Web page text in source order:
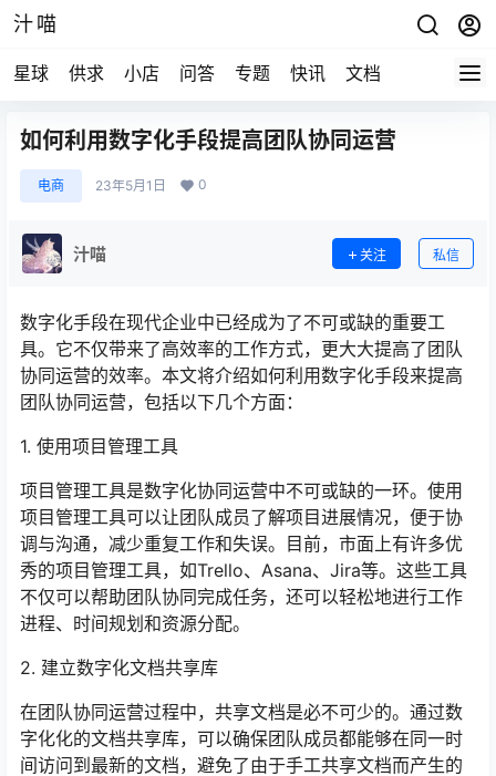
汁喵
星球 供求 小店 问答 专题 快讯 文档
如何利用数字化手段提高团队协同运营
电商 23年5月1日 0
汁喵 关注 私信
数字化手段在现代企业中已经成为了不可或缺的重要工
具。它不仅带来了高效率的工作方式，更大大提高了团队
协同运营的效率。本文将介绍如何利用数字化手段来提高
团队协同运营，包括以下几个方面：
1. 使用项目管理工具
项目管理工具是数字化协同运营中不可或缺的一环。使用
项目管理工具可以让团队成员了解项目进展情况，便于协
调与沟通，减少重复工作和失误。目前，市面上有许多优
秀的项目管理工具，如Trello、Asana、Jira等。这些工具
不仅可以帮助团队协同完成任务，还可以轻松地进行工作
进程、时间规划和资源分配。
2. 建立数字化文档共享库
在团队协同运营过程中，共享文档是必不可少的。通过数
字化化的文档共享库，可以确保团队成员都能够在同一时
间访问到最新的文档，避免了由于手工共享文档而产生的